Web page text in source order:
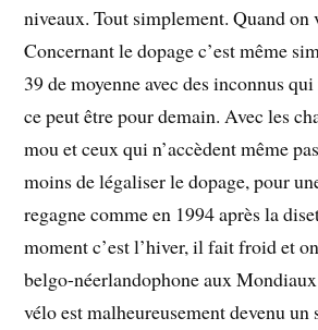
niveaux. Tout simplement. Quand on
Concernant le dopage c’est même
39 de moyenne avec des inconnus
ce peut être pour demain. Avec les
mou et ceux qui n’accèdent même
moins de légaliser le dopage, pour
regagne comme en 1994 après la
moment c’est l’hiver, il fait froid et
belgo-néerlandophone aux
vélo est malheureusement devenu